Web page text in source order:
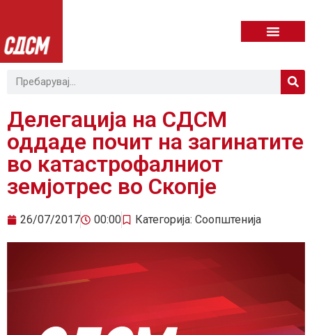
Делегација на СДСМ
оддаде почит на загинатите
во катастрофалниот
земјотрес во Скопје
26/07/2017 00:00 Категорија: Соопштенија